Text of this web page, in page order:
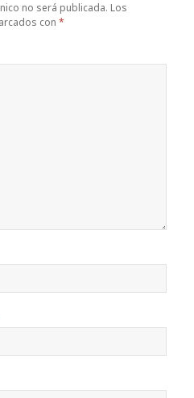
no será publicada. Los
con*